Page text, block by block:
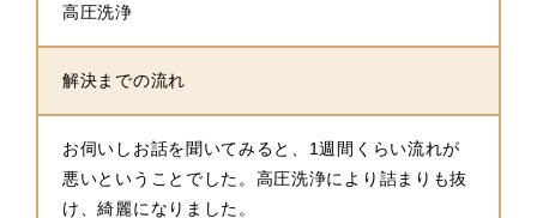
高圧洗浄
解決までの流れ
お伺いしお話を聞いてみると、1週間くらい流れが
悪いということでした。高圧洗浄により詰まりも抜
け、綺麗になりました。